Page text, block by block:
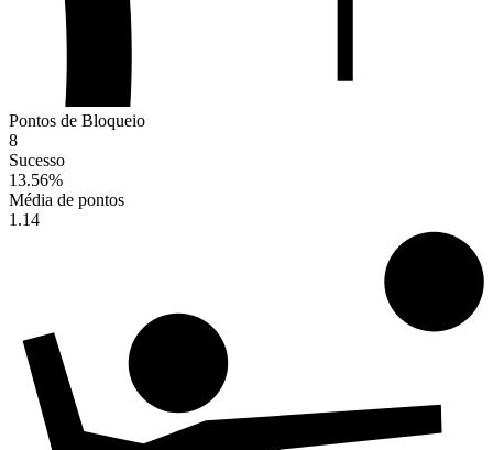
Pontos de Bloqueio
8
Sucesso
13.56%
Média de pontos
1.14